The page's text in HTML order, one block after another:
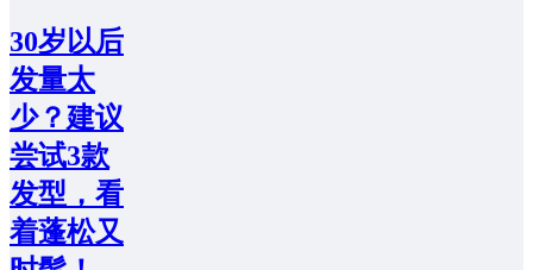
30岁以后
发量太
少？建议
尝试3款
发型，看
着蓬松又